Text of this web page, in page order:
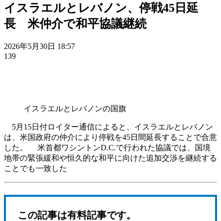
イスラエルとレバノン、停戦45日延
長 米仲介で和平協議継続
2026年5月30日 18:57
139
イスラエルとレバノンの国旗
5月15日付ロイター通信によると、イスラエルとレバノン
は、米国政府の仲介により停戦を45日間延長することで合意
した。 米首都ワシントンD.C.で行われた協議では、国境
地帯の緊張緩和や恒久的な和平に向けた追加交渉を継続する
ことでも一致した
この記事は有料記事です。